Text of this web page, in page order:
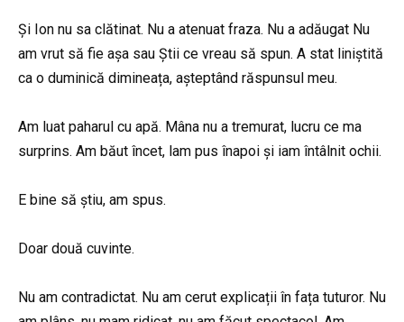
Și Ion nu sa clătinat. Nu a atenuat fraza. Nu a adăugat Nu
am vrut să fie așa sau Știi ce vreau să spun. A stat liniștită
ca o duminică dimineața, așteptând răspunsul meu.
Am luat paharul cu apă. Mâna nu a tremurat, lucru ce ma
surprins. Am băut încet, lam pus înapoi și iam întâlnit ochii.
E bine să știu, am spus.
Doar două cuvinte.
Nu am contradictat. Nu am cerut explicații în fața tuturor. Nu